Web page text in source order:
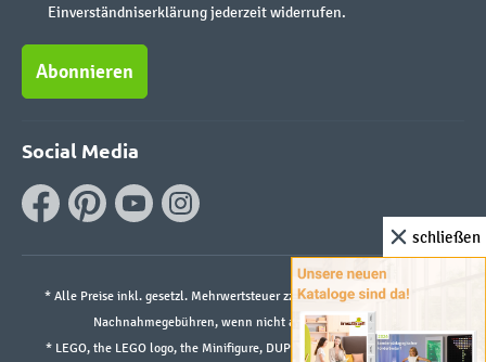
Einverständniserklärung jederzeit widerrufen.
Abonnieren
Social Media
* Alle Preise inkl. gesetzl. Mehrwertsteuer zzgl.Versandkostenund ggf.
Nachnahmegebühren, wenn nicht anders angegeben.
* LEGO, the LEGO logo, the Minifigure, DUPLO, and the SPIKE logo are
schließen